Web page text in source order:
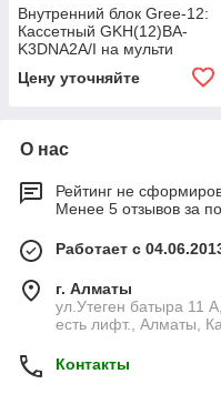
Внутренний блок Gree-12:
Каcсетный GKH(12)BA-
K3DNA2A/I на мульти
Цену уточняйте
О нас
Рейтинг не
Менее 5 отзывов за
Работает с
г. Алматы
ул.Утеген батыра 11
есть лифт., Алматы,
Контакты